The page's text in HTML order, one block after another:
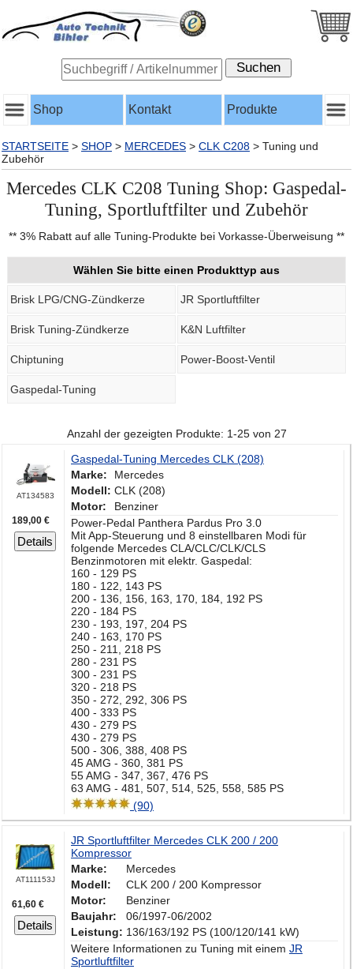
Shop Kontakt Produkte
STARTSEITE > SHOP > MERCEDES > CLK C208 > Tuning und
Zubehör
Mercedes CLK C208 Tuning Shop: Gaspedal-
Tuning, Sportluftfilter und Zubehör
** 3% Rabatt auf alle Tuning-Produkte bei Vorkasse-Überweisung **
Wählen Sie bitte einen Produkttyp aus
Brisk LPG/CNG-Zündkerze JR Sportluftfilter
Brisk Tuning-Zündkerze K&N Luftfilter
Chiptuning Power-Boost-Ventil
Gaspedal-Tuning
Anzahl der gezeigten Produkte: 1-25 von 27
AT134583
189,00 €
Details
Gaspedal-Tuning Mercedes CLK (208)
Marke:
Mercedes
Modell: CLK (208)
Motor:
Benziner
Power-Pedal Panthera Pardus Pro 3.0
Mit App-Steuerung und 8 einstellbaren Modi für
folgende Mercedes CLA/CLC/CLK/CLS
Benzinmotoren mit elektr. Gaspedal:
160 - 129 PS
180 - 122, 143 PS
200 - 136, 156, 163, 170, 184, 192 PS
220 - 184 PS
230 - 193, 197, 204 PS
240 - 163, 170 PS
250 - 211, 218 PS
280 - 231 PS
300 - 231 PS
320 - 218 PS
350 - 272, 292, 306 PS
400 - 333 PS
430 - 279 PS
430 - 279 PS
500 - 306, 388, 408 PS
45 AMG - 360, 381 PS
55 AMG - 347, 367, 476 PS
63 AMG - 481, 507, 514, 525, 558, 585 PS
(90)
AT111153J
61,60 €
Details
JR Sportluftfilter Mercedes CLK 200 / 200
Kompressor
Marke:
Mercedes
Modell:
CLK 200 / 200 Kompressor
Motor:
Benziner
Baujahr:
06/1997-06/2002
Leistung: 136/163/192 PS (100/120/141 kW)
Weitere Informationen zu Tuning mit einem JR
Sportluftfilter